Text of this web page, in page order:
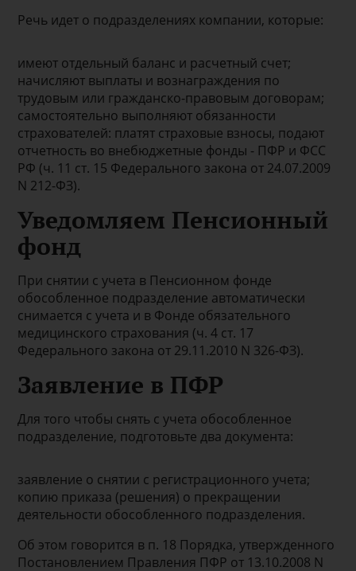
Речь идет о подразделениях компании, которые:
имеют отдельный баланс и расчетный счет;
начисляют выплаты и вознаграждения по
трудовым или гражданско-правовым договорам;
самостоятельно выполняют обязанности
страхователей: платят страховые взносы, подают
отчетность во внебюджетные фонды - ПФР и ФСС
РФ (ч. 11 ст. 15 Федерального закона от 24.07.2009
N 212-ФЗ).
Уведомляем Пенсионный
фонд
При снятии с учета в Пенсионном фонде
обособленное подразделение автоматически
снимается с учета и в Фонде обязательного
медицинского страхования (ч. 4 ст. 17
Федерального закона от 29.11.2010 N 326-ФЗ).
Заявление в ПФР
Для того чтобы снять с учета обособленное
подразделение, подготовьте два документа:
заявление о снятии с регистрационного учета;
копию приказа (решения) о прекращении
деятельности обособленного подразделения.
Об этом говорится в п. 18 Порядка, утвержденного
Постановлением Правления ПФР от 13.10.2008 N